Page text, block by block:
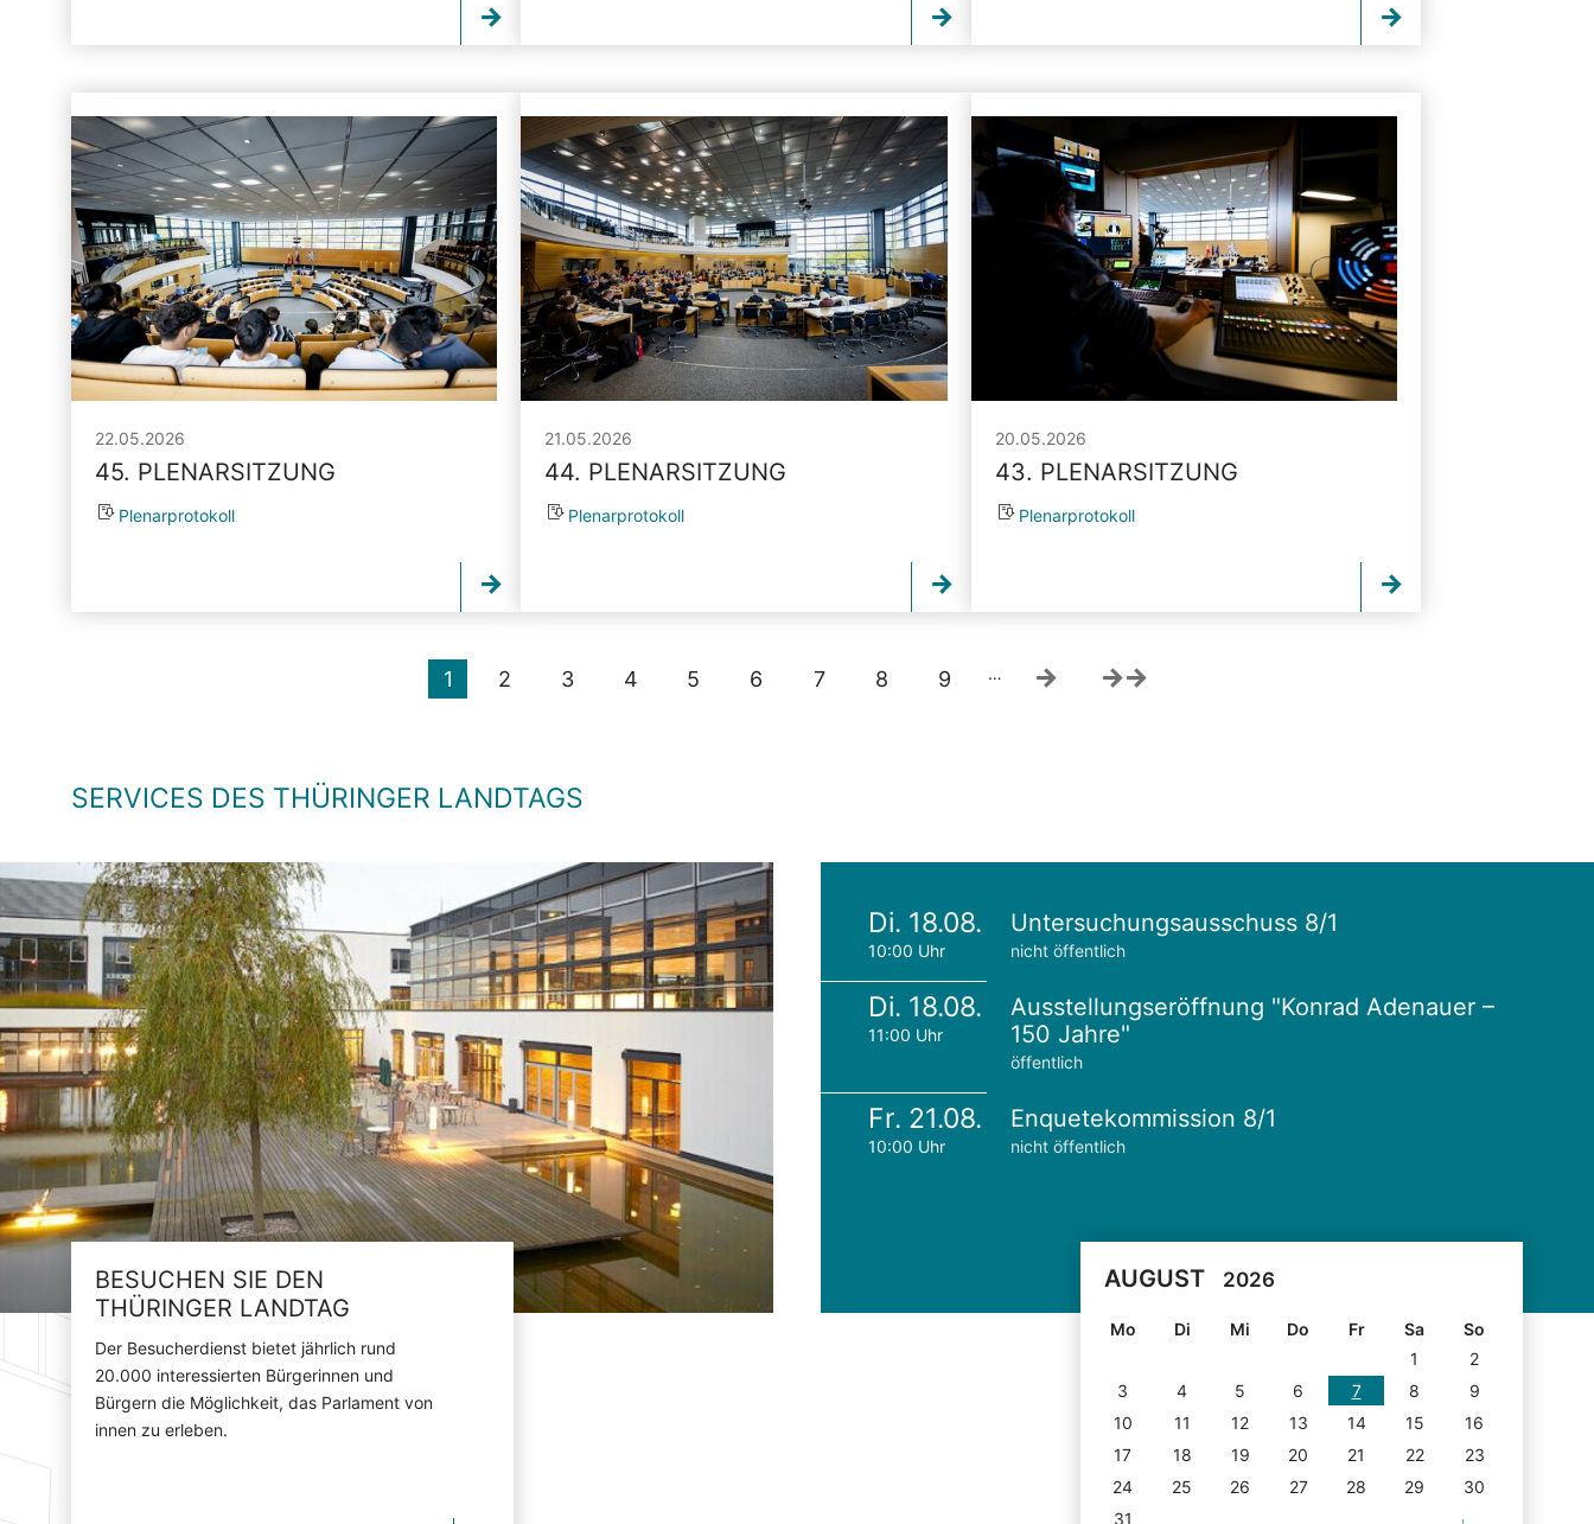
22.05.2026
45. PLENARSITZUNG
Plenarprotokoll
21.05.2026
44. PLENARSITZUNG
Plenarprotokoll
20.05.2026
43. PLENARSITZUNG
Plenarprotokoll
1 2 3 4 5 6 7 8 9 …
SERVICES DES THÜRINGER LANDTAGS
BESUCHEN SIE DEN
THÜRINGER LANDTAG
Der Besucherdienst bietet jährlich rund
20.000 interessierten Bürgerinnen und
Bürgern die Möglichkeit, das Parlament von
innen zu erleben.
Di. 18.08.
10:00 Uhr
Untersuchungsausschuss 8/1
nicht öffentlich
Di. 18.08.
11:00 Uhr
Ausstellungseröffnung "Konrad Adenauer –
150 Jahre"
öffentlich
Fr. 21.08.
10:00 Uhr
Enquetekommission 8/1
nicht öffentlich
AUGUST 2026
Mo Di Mi Do Fr Sa
So
1
2
3
4 5 6 7 8
9
10
11 12 13 14 15
16
17
18 19 20 21 22
23
24
25 26 27 28 29
30
31